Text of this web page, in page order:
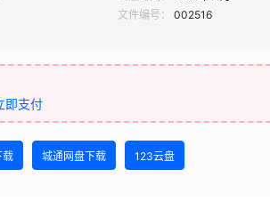
文件编号：
002516
即支付
载 城通网盘下载 123云盘